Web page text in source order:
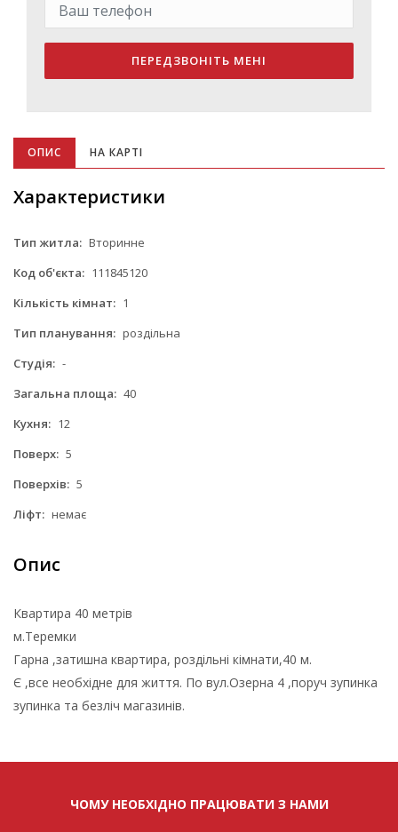
ПЕРЕДЗВОНІТЬ МЕНІ
ОПИС НА КАРТІ
Характеристики
Тип житла: Вторинне
Код об'єкта: 111845120
Кількість кімнат: 1
Тип планування: роздільна
Студія: -
Загальна площа: 40
Кухня: 12
Поверх: 5
Поверхів: 5
Ліфт: немає
Опис
Квартира 40 метрів
м.Теремки
Гарна ,затишна квартира, роздільні кімнати,40 м.
Є ,все необхідне для життя. По вул.Озерна 4 ,поруч зупинка
зупинка та безліч магазинів.
ЧОМУ НЕОБХІДНО ПРАЦЮВАТИ З НАМИ